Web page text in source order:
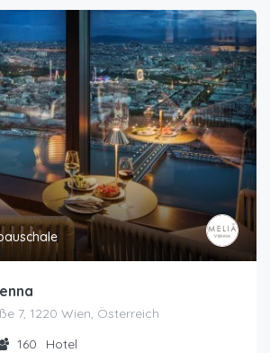
7, 1220 Wien, Österreich
160 Hotel